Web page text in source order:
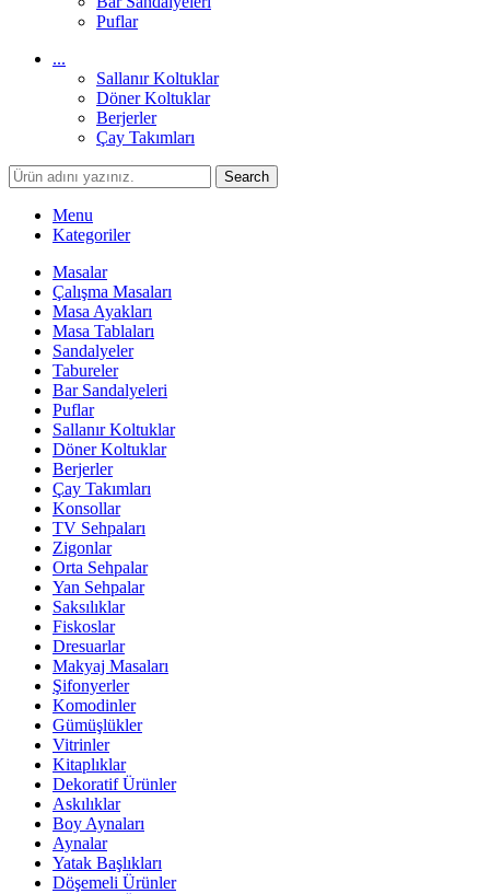
Puflar
...
Sallanır Koltuklar
Döner Koltuklar
Berjerler
Çay Takımları
Search
Menu
Kategoriler
Masalar
Çalışma Masaları
Masa Ayakları
Masa Tablaları
Sandalyeler
Tabureler
Bar Sandalyeleri
Puflar
Sallanır Koltuklar
Döner Koltuklar
Berjerler
Çay Takımları
Konsollar
TV Sehpaları
Zigonlar
Orta Sehpalar
Yan Sehpalar
Saksılıklar
Fiskoslar
Dresuarlar
Makyaj Masaları
Şifonyerler
Komodinler
Gümüşlükler
Vitrinler
Kitaplıklar
Dekoratif Ürünler
Askılıklar
Boy Aynaları
Aynalar
Yatak Başlıkları
Döşemeli Ürünler